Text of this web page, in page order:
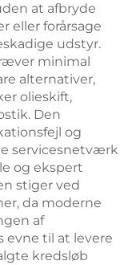
at afbryde
eller forårsage
udstyr.
minimal
alternativer,
olieskift,
Den
og
servicesnetværk
og ekspert
stiger ved
da moderne
af
evne til at levere
kredsløb